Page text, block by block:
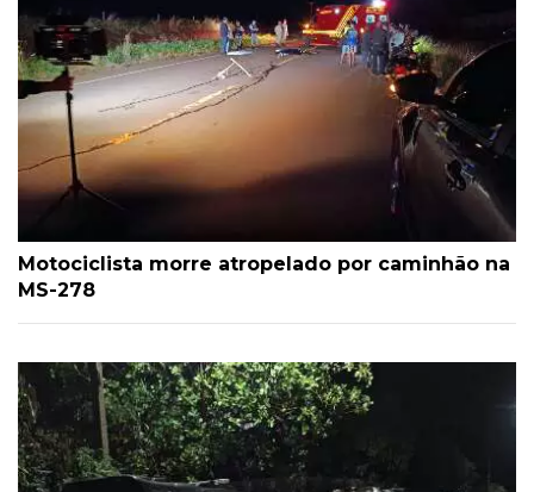
Motociclista morre atropelado por caminhão na
MS-278